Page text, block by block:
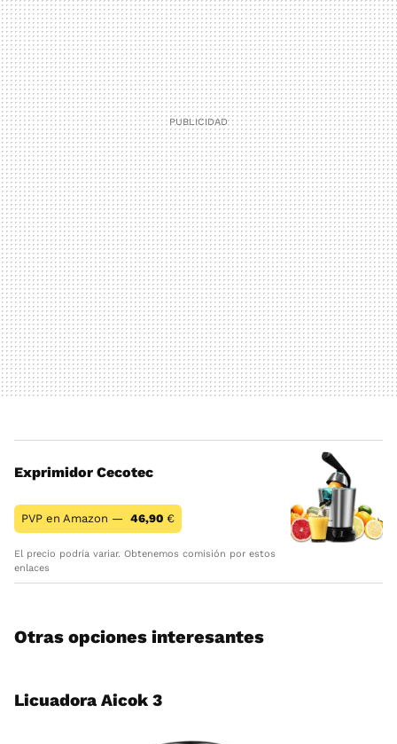
Exprimidor Cecotec
PVP en Amazon — 46,90 €
El precio podría variar. Obtenemos comisión por estos
enlaces
Otras opciones interesantes
Licuadora Aicok 3